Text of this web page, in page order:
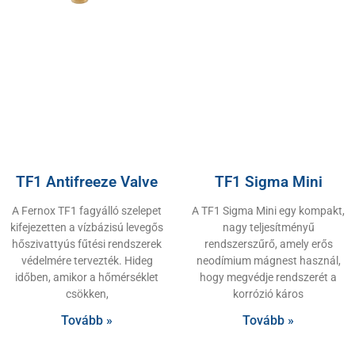
TF1 Antifreeze Valve
A Fernox TF1 fagyálló szelepet
kifejezetten a vízbázisú levegős
hőszivattyús fűtési rendszerek
védelmére tervezték. Hideg
időben, amikor a hőmérséklet
csökken,
Tovább »
TF1 Sigma Mini
A TF1 Sigma Mini egy kompakt,
nagy teljesítményű
rendszerszűrő, amely erős
neodímium mágnest használ,
hogy megvédje rendszerét a
korrózió káros
Tovább »